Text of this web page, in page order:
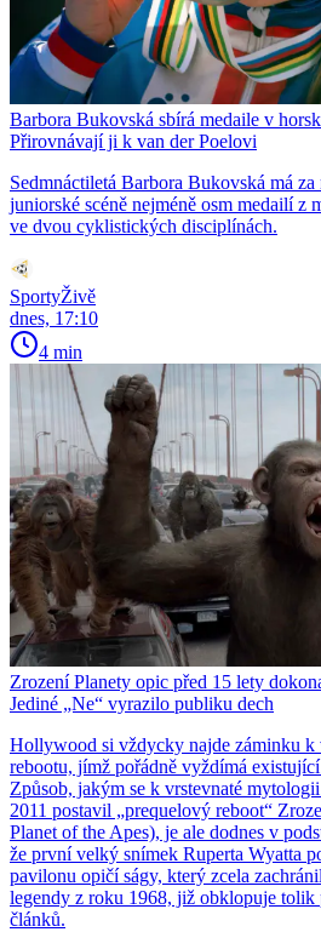
Barbora Bukovská sbírá medaile v
Přirovnávají ji k van der Poelovi
Sedmnáctiletá Barbora Bukovská má
juniorské scéně nejméně osm medailí z
ve dvou cyklistických disciplínách.
SportyŽivě
dnes, 17:10
4 min
Zrození Planety opic před 15 lety
Jediné „Ne“ vyrazilo publiku dech
Hollywood si vždycky najde záminku k
rebootu, jímž pořádně vyždímá
Způsob, jakým se k vrstevnaté
2011 postavil „prequelový reboot“
Planet of the Apes), je ale dodnes v
že první velký snímek Ruperta Wyatta
pavilonu opičí ságy, který zcela
legendy z roku 1968, již obklopuje
článků.